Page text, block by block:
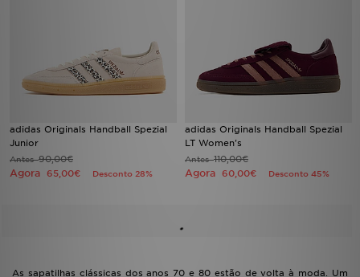
adidas Originals Handball Spezial
Junior
Antes90,00€
Agora 65,00€ Desconto 28%
adidas Originals Handball Spezial
LT Women's
Antes110,00€
Agora 60,00€ Desconto 45%
As sapatilhas clássicas dos anos 70 e 80 estão de volta à moda. Um